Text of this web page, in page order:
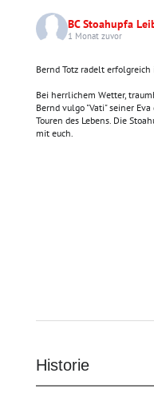
BC Stoahupfa
1 Monat zuvor
Bernd Totz radelt erfolgreich
Bei herrlichem Wetter,
Bernd vulgo "Vati" seiner
Touren des Lebens. Die
mit euch.
Historie